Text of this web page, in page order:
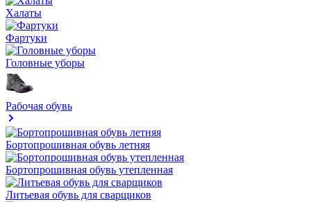
Халаты
Фартуки
Головные уборы
Рабочая обувь
Бортопрошивная обувь летняя
Бортопрошивная обувь утепленная
Литьевая обувь для сварщиков